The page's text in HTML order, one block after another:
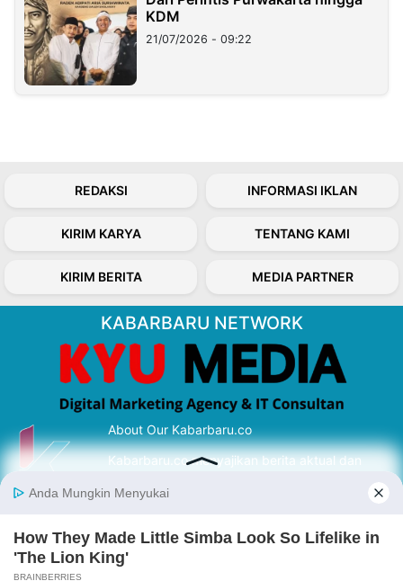
KDM
21/07/2026 - 09:22
REDAKSI INFORMASI IKLAN
KIRIM KARYA TENTANG KAMI
KIRIM BERITA MEDIA PARTNER
KABARBARU NETWORK
About Our Kabarbaru.co
Kabarbaru.co menyajikan berita aktual dan
serta terverifikasi dari sumber yang tepat.
Follow Kabarbaru